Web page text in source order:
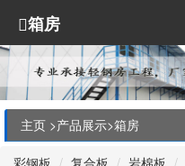
箱房
主页 >产品展示>箱房
彩钢板 复合板 岩棉板